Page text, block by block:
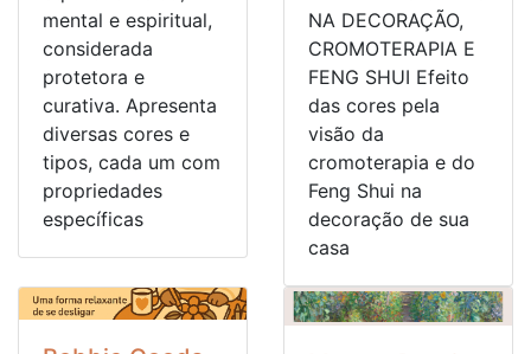
mental e espiritual,
considerada
protetora e
curativa. Apresenta
diversas cores e
tipos, cada um com
propriedades
específicas
NA DECORAÇÃO,
CROMOTERAPIA E
FENG SHUI Efeito
das cores pela
visão da
cromoterapia e do
Feng Shui na
decoração de sua
casa